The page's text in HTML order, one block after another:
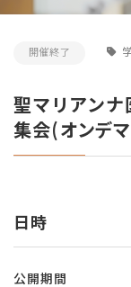
開催終了
聖マリアン
集会(オンデ
日時
公開期間